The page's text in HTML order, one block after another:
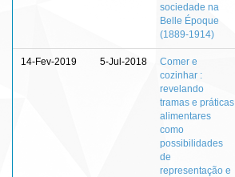
sociedade na
Belle Époque
(1889-1914)
14-Fev-2019 5-Jul-2018
Comer e
cozinhar :
revelando
tramas e práticas
alimentares
como
possibilidades
de
representação e